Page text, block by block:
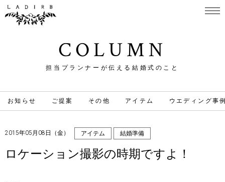
COLUMN
担当プランナーが伝える結婚式のこと
お知らせ ご提案 その他 アイテム ウエディング事
2015年05月08日（金） アイテム 結婚準備
ロケーション撮影の時期ですよ！